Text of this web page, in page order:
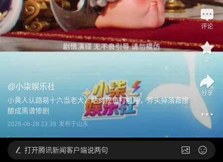
@小柒娱乐社
小黄人认路易十六当老大，站岗摸鱼打瞌睡，斧头掉落直接
酿成离谱惨剧
2026-06-28 23:38 发布于山东
评论
2
分享
打开腾讯新闻客户端说两句